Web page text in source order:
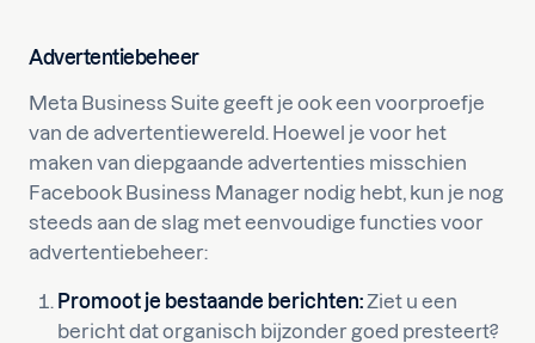
Advertentiebeheer
Meta Business Suite geeft je ook een voorproefje
van de advertentiewereld. Hoewel je voor het
maken van diepgaande advertenties misschien
Facebook Business Manager nodig hebt, kun je nog
steeds aan de slag met eenvoudige functies voor
advertentiebeheer:
Promoot je bestaande berichten:Ziet u een
bericht dat organisch bijzonder goed presteert?